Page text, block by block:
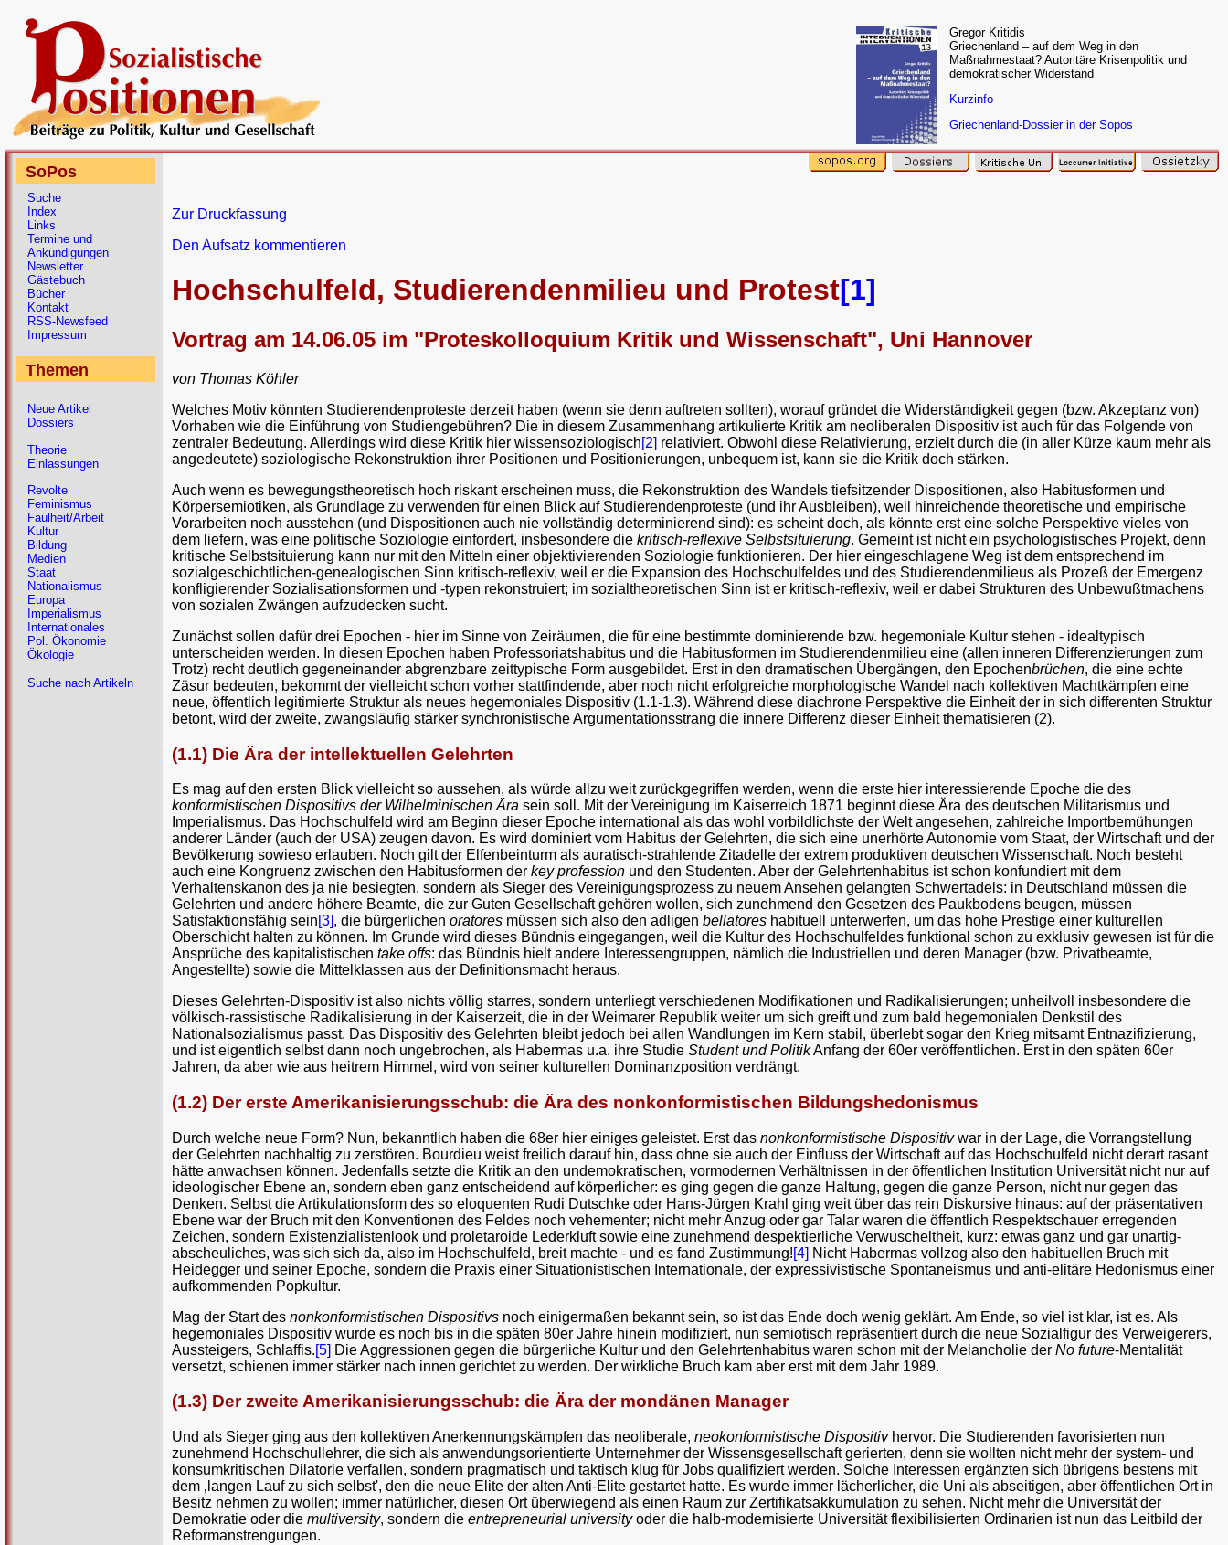
Gregor Kritidis
Griechenland – auf dem Weg in den
Maßnahmestaat? Autoritäre Krisenpolitik und
demokratischer Widerstand
Kurzinfo
Griechenland-Dossier in der Sopos
Zur Druckfassung
Den Aufsatz kommentieren
Hochschulfeld, Studierendenmilieu und Protest[1]
Vortrag am 14.06.05 im "Proteskolloquium Kritik und Wissenschaft", Uni Hannover
von Thomas Köhler
Welches Motiv könnten Studierendenproteste derzeit haben (wenn sie denn auftreten sollten), worauf gründet die Widerständigkeit gegen (bzw. Akzeptanz von)
Vorhaben wie die Einführung von Studiengebühren? Die in diesem Zusammenhang artikulierte Kritik am neoliberalen Dispositiv ist auch für das Folgende von
zentraler Bedeutung. Allerdings wird diese Kritik hier wissensoziologisch[2] relativiert. Obwohl diese Relativierung, erzielt durch die (in aller Kürze kaum mehr als
angedeutete) soziologische Rekonstruktion ihrer Positionen und Positionierungen, unbequem ist, kann sie die Kritik doch stärken.
Auch wenn es bewegungstheoretisch hoch riskant erscheinen muss, die Rekonstruktion des Wandels tiefsitzender Dispositionen, also Habitusformen und
Körpersemiotiken, als Grundlage zu verwenden für einen Blick auf Studierendenproteste (und ihr Ausbleiben), weil hinreichende theoretische und empirische
Vorarbeiten noch ausstehen (und Dispositionen auch nie vollständig determinierend sind): es scheint doch, als könnte erst eine solche Perspektive vieles von
dem liefern, was eine politische Soziologie einfordert, insbesondere die kritisch-reflexive Selbstsituierung. Gemeint ist nicht ein psychologistisches Projekt, denn
kritische Selbstsituierung kann nur mit den Mitteln einer objektivierenden Soziologie funktionieren. Der hier eingeschlagene Weg ist dem entsprechend im
sozialgeschichtlichen-genealogischen Sinn kritisch-reflexiv, weil er die Expansion des Hochschulfeldes und des Studierendenmilieus als Prozeß der Emergenz
konfligierender Sozialisationsformen und -typen rekonstruiert; im sozialtheoretischen Sinn ist er kritisch-reflexiv, weil er dabei Strukturen des Unbewußtmachens
von sozialen Zwängen aufzudecken sucht.
Zunächst sollen dafür drei Epochen - hier im Sinne von Zeiräumen, die für eine bestimmte dominierende bzw. hegemoniale Kultur stehen - idealtypisch
unterscheiden werden. In diesen Epochen haben Professoriatshabitus und die Habitusformen im Studierendenmilieu eine (allen inneren Differenzierungen zum
Trotz) recht deutlich gegeneinander abgrenzbare zeittypische Form ausgebildet. Erst in den dramatischen Übergängen, den Epochenbrüchen, die eine echte
Zäsur bedeuten, bekommt der vielleicht schon vorher stattfindende, aber noch nicht erfolgreiche morphologische Wandel nach kollektiven Machtkämpfen eine
neue, öffentlich legitimierte Struktur als neues hegemoniales Dispositiv (1.1-1.3). Während diese diachrone Perspektive die Einheit der in sich differenten Struktur
betont, wird der zweite, zwangsläufig stärker synchronistische Argumentationsstrang die innere Differenz dieser Einheit thematisieren (2).
(1.1) Die Ära der intellektuellen Gelehrten
Es mag auf den ersten Blick vielleicht so aussehen, als würde allzu weit zurückgegriffen werden, wenn die erste hier interessierende Epoche die des
konformistischen Dispositivs der Wilhelminischen Ära sein soll. Mit der Vereinigung im Kaiserreich 1871 beginnt diese Ära des deutschen Militarismus und
Imperialismus. Das Hochschulfeld wird am Beginn dieser Epoche international als das wohl vorbildlichste der Welt angesehen, zahlreiche Importbemühungen
anderer Länder (auch der USA) zeugen davon. Es wird dominiert vom Habitus der Gelehrten, die sich eine unerhörte Autonomie vom Staat, der Wirtschaft und der
Bevölkerung sowieso erlauben. Noch gilt der Elfenbeinturm als auratisch-strahlende Zitadelle der extrem produktiven deutschen Wissenschaft. Noch besteht
auch eine Kongruenz zwischen den Habitusformen der key profession und den Studenten. Aber der Gelehrtenhabitus ist schon konfundiert mit dem
Verhaltenskanon des ja nie besiegten, sondern als Sieger des Vereinigungsprozess zu neuem Ansehen gelangten Schwertadels: in Deutschland müssen die
Gelehrten und andere höhere Beamte, die zur Guten Gesellschaft gehören wollen, sich zunehmend den Gesetzen des Paukbodens beugen, müssen
Satisfaktionsfähig sein[3], die bürgerlichen oratores müssen sich also den adligen bellatores habituell unterwerfen, um das hohe Prestige einer kulturellen
Oberschicht halten zu können. Im Grunde wird dieses Bündnis eingegangen, weil die Kultur des Hochschulfeldes funktional schon zu exklusiv gewesen ist für die
Ansprüche des kapitalistischen take offs: das Bündnis hielt andere Interessengruppen, nämlich die Industriellen und deren Manager (bzw. Privatbeamte,
Angestellte) sowie die Mittelklassen aus der Definitionsmacht heraus.
Dieses Gelehrten-Dispositiv ist also nichts völlig starres, sondern unterliegt verschiedenen Modifikationen und Radikalisierungen; unheilvoll insbesondere die
völkisch-rassistische Radikalisierung in der Kaiserzeit, die in der Weimarer Republik weiter um sich greift und zum bald hegemonialen Denkstil des
Nationalsozialismus passt. Das Dispositiv des Gelehrten bleibt jedoch bei allen Wandlungen im Kern stabil, überlebt sogar den Krieg mitsamt Entnazifizierung,
und ist eigentlich selbst dann noch ungebrochen, als Habermas u.a. ihre Studie Student und PolitikAnfang der 60er veröffentlichen. Erst in den späten 60er
Jahren, da aber wie aus heitrem Himmel, wird von seiner kulturellen Dominanzposition verdrängt.
(1.2) Der erste Amerikanisierungsschub: die Ära des nonkonformistischen Bildungshedonismus
Durch welche neue Form? Nun, bekanntlich haben die 68er hier einiges geleistet. Erst das nonkonformistische Dispositivwar in der Lage, die Vorrangstellung
der Gelehrten nachhaltig zu zerstören. Bourdieu weist freilich darauf hin, dass ohne sie auch der Einfluss der Wirtschaft auf das Hochschulfeld nicht derart rasant
hätte anwachsen können. Jedenfalls setzte die Kritik an den undemokratischen, vormodernen Verhältnissen in der öffentlichen Institution Universität nicht nur auf
ideologischer Ebene an, sondern eben ganz entscheidend auf körperlicher: es ging gegen die ganze Haltung, gegen die ganze Person, nicht nur gegen das
Denken. Selbst die Artikulationsform des so eloquenten Rudi Dutschke oder Hans-Jürgen Krahl ging weit über das rein Diskursive hinaus: auf der präsentativen
Ebene war der Bruch mit den Konventionen des Feldes noch vehementer; nicht mehr Anzug oder gar Talar waren die öffentlich Respektschauer erregenden
Zeichen, sondern Existenzialistenlook und proletaroide Lederkluft sowie eine zunehmend despektierliche Verwuscheltheit, kurz: etwas ganz und gar unartig-
abscheuliches, was sich sich da, also im Hochschulfeld, breit machte - und es fand Zustimmung![4] Nicht Habermas vollzog also den habituellen Bruch mit
Heidegger und seiner Epoche, sondern die Praxis einer Situationistischen Internationale, der expressivistische Spontaneismus und anti-elitäre Hedonismus einer
aufkommenden Popkultur.
Mag der Start des nonkonformistischen Dispositivs noch einigermaßen bekannt sein, so ist das Ende doch wenig geklärt. Am Ende, so viel ist klar, ist es. Als
hegemoniales Dispositiv wurde es noch bis in die späten 80er Jahre hinein modifiziert, nun semiotisch repräsentiert durch die neue Sozialfigur des Verweigerers,
Aussteigers, Schlaffis.[5] Die Aggressionen gegen die bürgerliche Kultur und den Gelehrtenhabitus waren schon mit der Melancholie der No future-Mentalität
versetzt, schienen immer stärker nach innen gerichtet zu werden. Der wirkliche Bruch kam aber erst mit dem Jahr 1989.
(1.3) Der zweite Amerikanisierungsschub: die Ära der mondänen Manager
Und als Sieger ging aus den kollektiven Anerkennungskämpfen das neoliberale, neokonformistische Dispositivhervor. Die Studierenden favorisierten nun
zunehmend Hochschullehrer, die sich als anwendungsorientierte Unternehmer der Wissensgesellschaft gerierten, denn sie wollten nicht mehr der system- und
konsumkritischen Dilatorie verfallen, sondern pragmatisch und taktisch klug für Jobs qualifiziert werden. Solche Interessen ergänzten sich übrigens bestens mit
dem ‚langen Lauf zu sich selbst', den die neue Elite der alten Anti-Elite gestartet hatte. Es wurde immer lächerlicher, die Uni als abseitigen, aber öffentlichen Ort in
Besitz nehmen zu wollen; immer natürlicher, diesen Ort überwiegend als einen Raum zur Zertifikatsakkumulation zu sehen. Nicht mehr die Universität der
Demokratie oder die multiversity, sondern die entrepreneurial universityoder die halb-modernisierte Universität flexibilisierten Ordinarien ist nun das Leitbild der
Reformanstrengungen.
SoPos
Suche
Index
Links
Termine und
Ankündigungen
Newsletter
Gästebuch
Bücher
Kontakt
RSS-Newsfeed
Impressum
Themen
Neue Artikel
Dossiers
Theorie
Einlassungen
Revolte
Feminismus
Faulheit/Arbeit
Kultur
Bildung
Medien
Staat
Nationalismus
Europa
Imperialismus
Internationales
Pol. Ökonomie
Ökologie
Suche nach Artikeln